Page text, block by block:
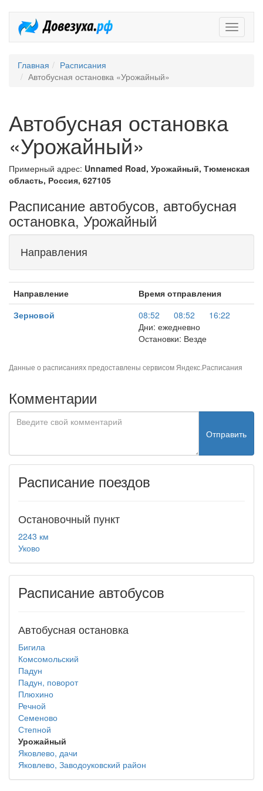
Главная
Расписания
Автобусная остановка «Урожайный»
Автобусная остановка
«Урожайный»
Примерный адрес: Unnamed Road, Урожайный, Тюменская
область, Россия, 627105
Расписание автобусов, автобусная
остановка, Урожайный
Направления
Направление
Время отправления
Зерновой
08:52 08:52
16:22
Дни: ежедневно
Остановки: Везде
Данные о расписаниях предоставлены сервисом Яндекс.Расписания
Комментарии
Отправить
Расписание поездов
Остановочный пункт
2243 км
Уково
Расписание автобусов
Автобусная остановка
Бигила
Комсомольский
Падун
Падун, поворот
Плюхино
Речной
Семеново
Степной
Урожайный
Яковлево, дачи
Яковлево, Заводоуковский район